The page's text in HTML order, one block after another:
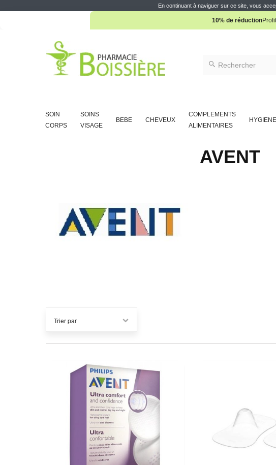
En continuant à naviguer sur ce site, vous
10% de réduction
SOIN
CORPS
SOINS
VISAGE
BEBE CHEVEUX
COMPLEMENTS
ALIMENTAIRES
HYGIENE
AVENT